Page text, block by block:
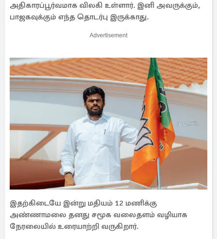
அதிகாரப்பூர்வமாக விலகி உள்ளார். இனி அவருக்கும்,
பாஜகவுக்கும் எந்த தொடர்பு இருக்காது.
Advertisement
இதற்கிடையே இன்று மதியம் 12 மணிக்கு
அண்ணாமலை தனது சமூக வலைதளம் வழியாக
நேரலையில் உரையாற்றி வருகிறார்.